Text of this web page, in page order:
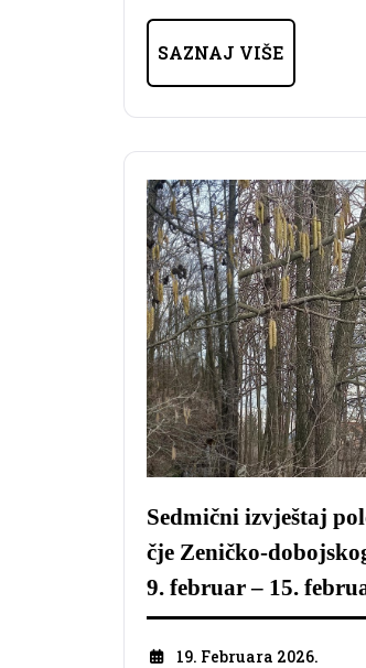
SAZNAJ VIŠE
Sedmični izvještaj
čje Zeničko-
9. februar – 15.
19. Februara 2026.